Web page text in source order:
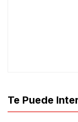
Te Puede